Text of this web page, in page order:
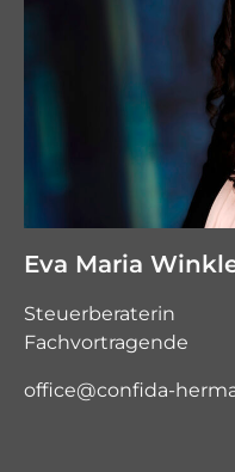
Eva Maria
Steuerberaterin
Fachvortragende
office@confida-